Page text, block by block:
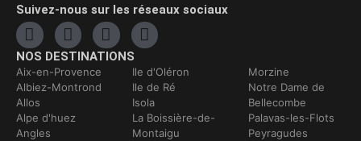
Suivez-nous sur les réseaux sociaux
NOS DESTINATIONS
Aix-en-Provence
Albiez-Montrond
Allos
Alpe d'huez
Angles
Ile d'Oléron
Ile de Ré
Isola
La Boissière-de-
Montaigu
Morzine
Notre Dame de
Bellecombe
Palavas-les-Flots
Peyragudes